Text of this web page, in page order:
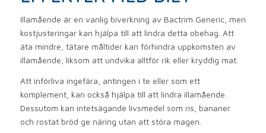
Illamående är en vanlig biverkning av Bactrim Generic, men
kostjusteringar kan hjälpa till att lindra detta obehag. Att
äta mindre, tätare måltider kan förhindra uppkomsten av
illamående, liksom att undvika alltför rik eller kryddig mat.
Att införliva ingefära, antingen i te eller som ett
komplement, kan också hjälpa till att lindra illamående.
Dessutom kan intetsägande livsmedel som ris, bananer
och rostat bröd ge näring utan att störa magen.